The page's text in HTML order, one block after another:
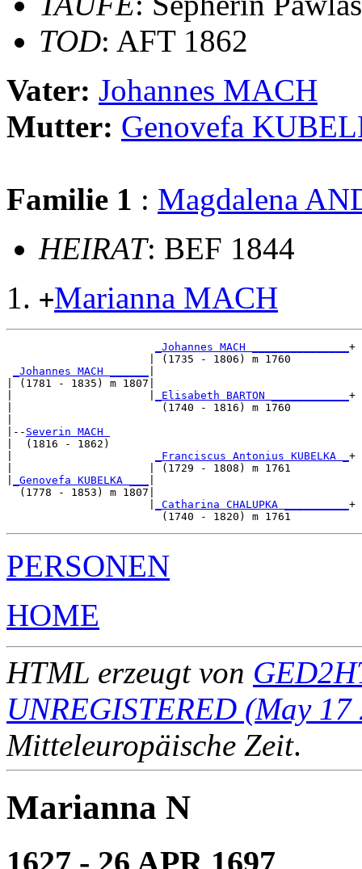
TOD: AFT 1862
Vater: Johannes MACH
Mutter: Genovefa
Familie 1 : Magdalena
HEIRAT: BEF 1844
+Marianna MACH
_Johannes MACH _______________ +
                      | (1735 - 1806) m 1760
_Johannes MACH ______
| (1781 - 1835) m 1807|
_Elisabeth BARTON ____________ +
|                       (1740 - 1816) m 1760
|-- Severin MACH
|  (1816 - 1862)
_Franciscus Antonius KUBELKA _ +
|                     | (1729 - 1808) m 1761
_Genovefa KUBELKA ___
  (1778 - 1853) m 1807|
_Catharina CHALUPKA __________ +
PERSONEN
HOME
HTML erzeugt von
UNREGISTERED (May 17
Mitteleuropäische Zeit.
Marianna N